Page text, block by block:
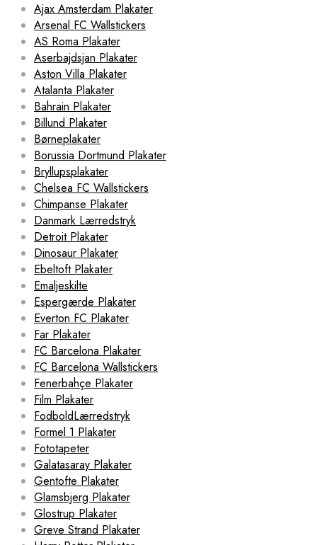
Ajax Amsterdam Plakater
Arsenal FC Wallstickers
AS Roma Plakater
Aserbajdsjan Plakater
Aston Villa Plakater
Atalanta Plakater
Bahrain Plakater
Billund Plakater
Børneplakater
Borussia Dortmund Plakater
Bryllupsplakater
Chelsea FC Wallstickers
Chimpanse Plakater
Danmark Lærredstryk
Detroit Plakater
Dinosaur Plakater
Ebeltoft Plakater
Emaljeskilte
Espergærde Plakater
Everton FC Plakater
Far Plakater
FC Barcelona Plakater
FC Barcelona Wallstickers
Fenerbahçe Plakater
Film Plakater
FodboldLærredstryk
Formel 1 Plakater
Fototapeter
Galatasaray Plakater
Gentofte Plakater
Glamsbjerg Plakater
Glostrup Plakater
Greve Strand Plakater